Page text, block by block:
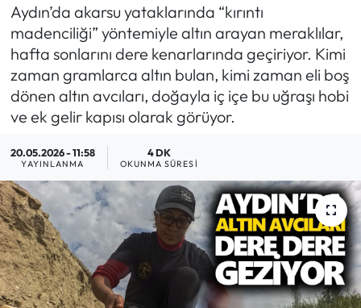
Aydın’da akarsu yataklarında “kırıntı
madenciliği” yöntemiyle altın arayan meraklılar,
hafta sonlarını dere kenarlarında geçiriyor. Kimi
zaman gramlarca altın bulan, kimi zaman eli boş
dönen altın avcıları, doğayla iç içe bu uğraşı hobi
ve ek gelir kapısı olarak görüyor.
20.05.2026 - 11:58
YAYINLANMA
4 DK
OKUNMA SÜRESI
GÜNCEL
GÜNDEM
MAGAZİN
SPOR
TARIM
TURİZM
Son Dakika Haberleri
Haber Arşivi